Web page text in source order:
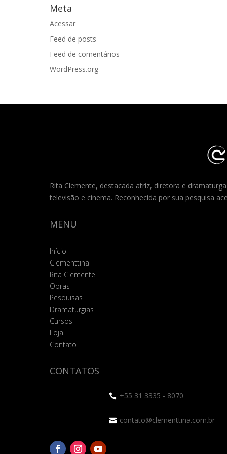
Meta
Acessar
Feed de posts
Feed de comentários
WordPress.org
Rita Clemente, destacada atriz, diretora e
televisão e cinema. Reconhecida por sua pesquisa
MENU
Início
Clementtina
Rita Clemente
Obras
Pesquisas
Dramaturgias
Cursos
Loja
Contato
CONTATOS
 +55 31 3335 - 8070
 contato@clementtina.com.br